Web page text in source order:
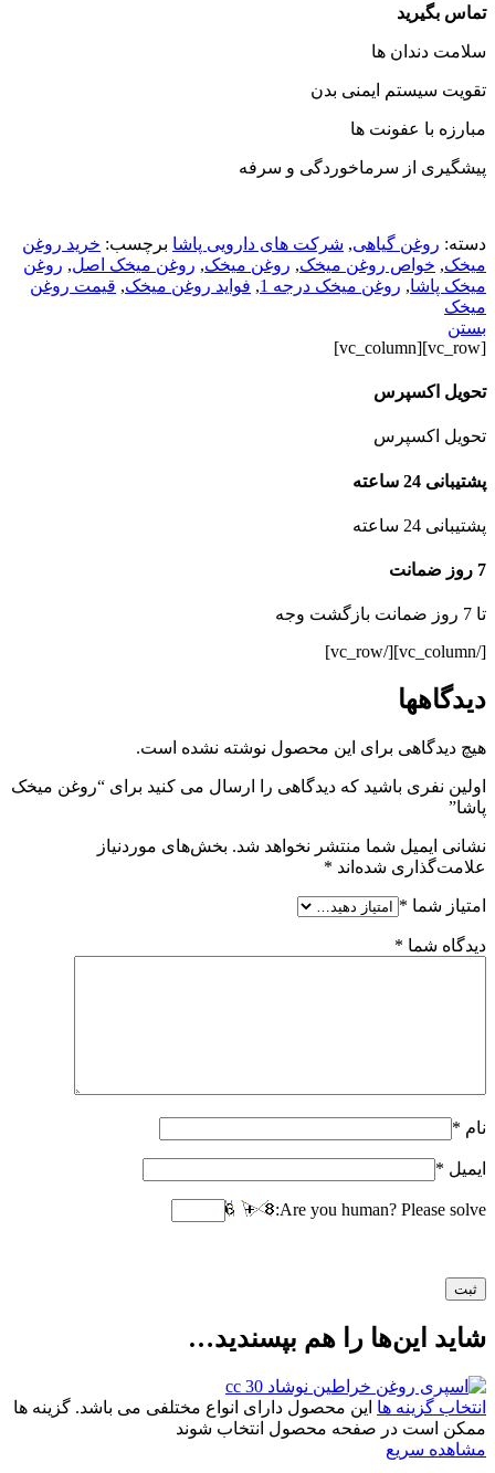
تماس بگیرید
سلامت دندان ها
تقویت سیستم ایمنی بدن
مبارزه با عفونت ها
پیشگیری از سرماخوردگی و سرفه
دسته: روغن گیاهی, شرکت های دارویی پاشا برچسب: خرید روغن
میخک, خواص روغن میخک, روغن میخک, روغن میخک اصل, روغن
میخک پاشا, روغن میخک درجه 1 , فواید روغن میخک, قیمت روغن
میخک
بستن
[vc_row][vc_column]
تحویل اکسپرس
تحویل اکسپرس
پشتیبانی 24 ساعته
پشتیبانی 24 ساعته
7 روز ضمانت
تا 7 روز ضمانت بازگشت وجه
[/vc_column][/vc_row]
دیدگاهها
هیچ دیدگاهی برای این محصول نوشته نشده است.
اولین نفری باشید که دیدگاهی را ارسال می کنید برای “روغن میخک
پاشا”
نشانی ایمیل شما منتشر نخواهد شد. بخش‌های موردنیاز
علامت‌گذاری شده‌اند *
امتیاز شما *
دیدگاه شما *
نام *
ایمیل *
Are you human? Please solve:
شاید این‌ها را هم بپسندید…
انتخاب گزینه ها این محصول دارای انواع مختلفی می باشد. گزینه ها
ممکن است در صفحه محصول انتخاب شوند
مشاهده سریع